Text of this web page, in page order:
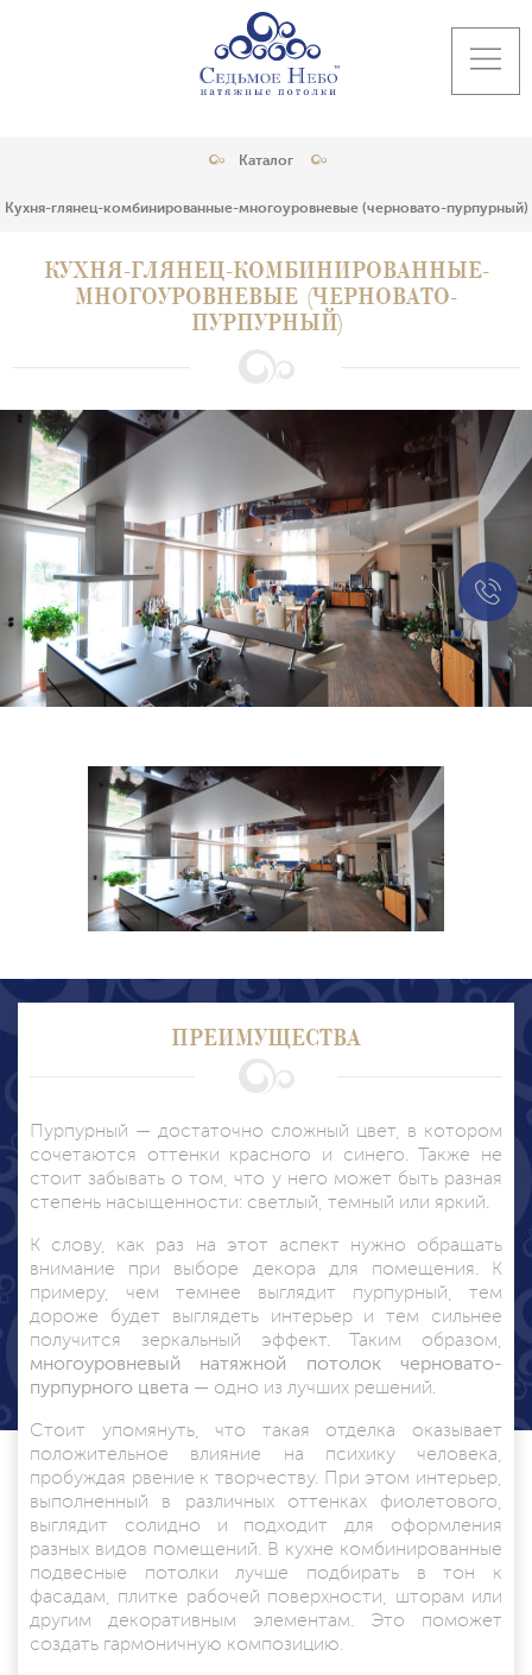
Каталог
Кухня-глянец-комбинированные-многоуровневые (черновато-пурпурный)
КУХНЯ-ГЛЯНЕЦ-КОМБИНИРОВАННЫЕ-
МНОГОУРОВНЕВЫЕ (ЧЕРНОВАТО-
ПУРПУРНЫЙ)
ПРЕИМУЩЕСТВА
Пурпурный — достаточно сложный цвет, в котором
сочетаются оттенки красного и синего. Также не
стоит забывать о том, что у него может быть разная
степень насыщенности: светлый, темный или яркий.
К слову, как раз на этот аспект нужно обращать
внимание при выборе декора для помещения. К
примеру, чем темнее выглядит пурпурный, тем
дороже будет выглядеть интерьер и тем сильнее
получится зеркальный эффект. Таким образом,
многоуровневый натяжной потолок черновато-
пурпурного цвета — одно из лучших решений.
Стоит упомянуть, что такая отделка оказывает
положительное влияние на психику человека,
пробуждая рвение к творчеству. При этом интерьер,
выполненный в различных оттенках фиолетового,
выглядит солидно и подходит для оформления
разных видов помещений. В кухне комбинированные
подвесные потолки лучше подбирать в тон к
фасадам, плитке рабочей поверхности, шторам или
другим декоративным элементам. Это поможет
создать гармоничную композицию.